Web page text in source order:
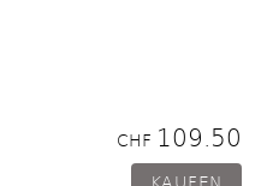
CHF 109.50